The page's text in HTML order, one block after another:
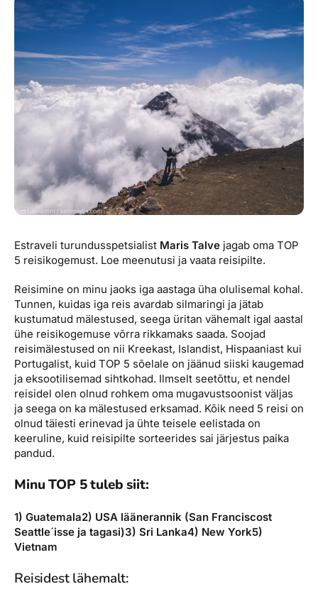
Reisitarvete e-pood
Reisija meelespea
Kuldkaart
Platinum Club
Püsisoodustused
Boonuspunktid
Meist
Ettevõttest, kontaktid, reisikonsultandi teenus, tule
Ettevõttest
Kontaktid
Reisikonsultandi teenus
Tule tööle
Uudised
Estraveli turundusspetsialist Maris Talve jagab oma TOP
5 reisikogemust. Loe meenutusi ja vaata reisipilte.
Reisimine on minu jaoks iga aastaga üha olulisemal kohal.
Tunnen, kuidas iga reis avardab silmaringi ja jätab
kustumatud mälestused, seega üritan vähemalt igal aastal
ühe reisikogemuse võrra rikkamaks saada. Soojad
reisimälestused on nii Kreekast, Islandist, Hispaaniast kui
Portugalist, kuid TOP 5 sõelale on jäänud siiski kaugemad
ja eksootilisemad sihtkohad. Ilmselt seetõttu, et nendel
reisidel olen olnud rohkem oma mugavustsoonist väljas
ja seega on ka mälestused erksamad. Kõik need 5 reisi on
olnud täiesti erinevad ja ühte teisele eelistada on
keeruline, kuid reisipilte sorteerides sai järjestus paika
pandud.
Minu TOP 5 tuleb siit:
1) Guatemala2) USA läänerannik (San Franciscost
Seattle´isse ja tagasi)3) Sri Lanka4) New York5)
Vietnam
Reisidest lähemalt: